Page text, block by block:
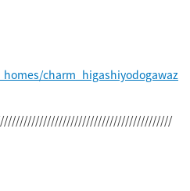
charm_higashiyodogawaz